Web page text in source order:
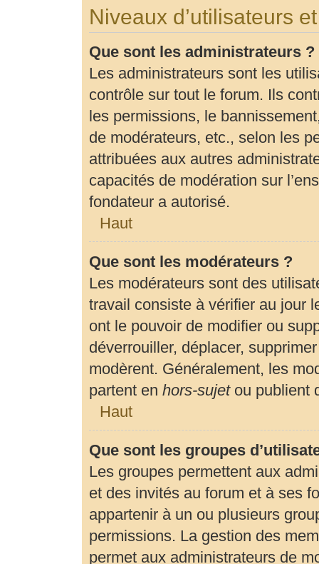
Niveaux d’utilisateurs
Que sont les administrateurs ?
Les administrateurs sont les
contrôle sur tout le forum. Ils
les permissions, le
de modérateurs, etc., selon les
attribuées aux autres
capacités de modération sur
fondateur a autorisé.
Haut
Que sont les modérateurs ?
Les modérateurs sont des
travail consiste à vérifier au jour
ont le pouvoir de modifier ou
déverrouiller, déplacer,
modèrent. Généralement, les
partent en hors-sujetou publient
Haut
Que sont les groupes
Les groupes permettent aux
et des invités au forum et à ses
appartenir à un ou plusieurs
permissions. La gestion des
permet aux administrateurs de